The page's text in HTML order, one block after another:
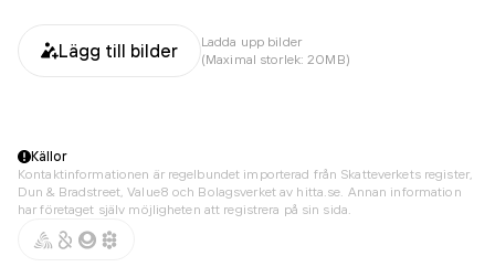
Lägg till bilder
Ladda upp bilder
(Maximal storlek: 20MB)
Källor
Kontaktinformationen är regelbundet importerad från Skatteverkets register,
Dun & Bradstreet, Value8 och Bolagsverket av hitta.se. Annan information
har företaget själv möjligheten att registrera på sin sida.